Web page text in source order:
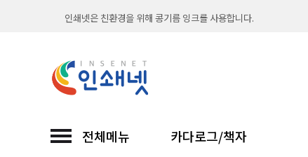
인쇄넷은 친환경을 위해 콩기름 잉크를 사용합니다.
직접 인쇄해서 납품까지 믿고 맡기는 인쇄넷...
인쇄넷 접수시 무통장입금은 입금확인후 진행합니다
전체메뉴 카다로그/책자